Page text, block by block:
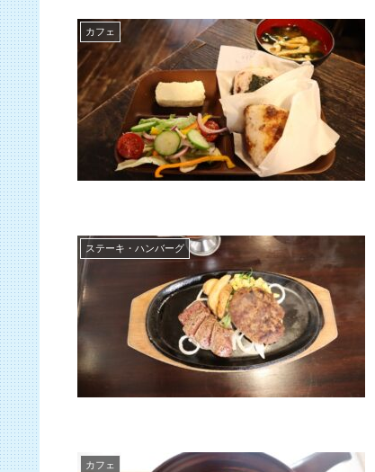
カフェ
ステーキ・ハンバーグ
カフェ